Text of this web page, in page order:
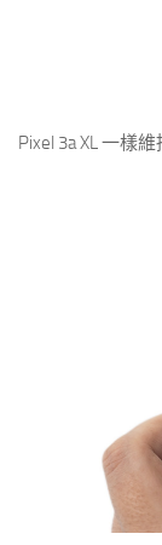
Pixel 3a XL 一樣